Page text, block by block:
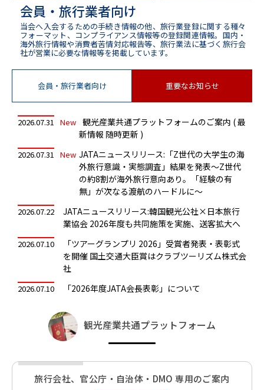
会員・旅行業者向け
当会へ入会するための手続き情報の他、旅行業登録に関する種々
フォーマット、コンプライアンス情報等の登録関連情報。国内・
海外旅行情報や消費者苦情対応報告等、旅行業法に基づく旅行会
社が営業に必要な情報等を掲載しています。
会員・旅行業者向け 重要なお知らせ
2026.07.31 New 観光産業共通プラットフォームのご案内 ( 最
新情報 随時更新 )
2026.07.31 New JATAニュースリリース:「Z世代の大学生の海
外旅行意識・実態調査」結果を発表〜Z世代
の約8割が海外旅行意向あり。「経験の有
無」が次なる渡航のハードルに〜
2026.07.22
JATAニュースリリース:韓国観光公社×日本旅行
業協会 2026年度も共同施策を実施、送客拡大へ
2026.07.10
「ツアーグランプリ 2026」受賞者発表・表彰式
を開催 国土交通大臣賞はクラブツーリズム株式会
社
2026.07.10 「2026年度JATA会長表彰」について
観光産業共通プラットフォーム
旅行会社、官公庁・自治体・DMO 専用のご案内